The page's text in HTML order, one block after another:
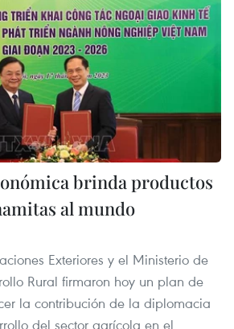
brinda productos
al mundo
Exteriores y el Ministerio de
Rural firmaron hoy un plan de
la contribución de la diplomacia
del sector agrícola en el